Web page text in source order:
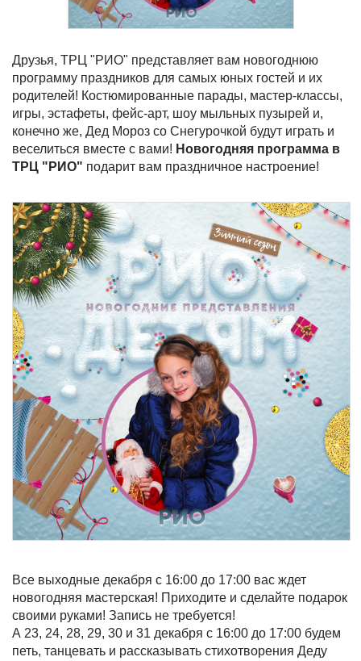
Друзья, ТРЦ "РИО" представляет вам новогоднюю
программу праздников для самых юных гостей и их
родителей! Костюмированные парады, мастер-классы,
игры, эстафеты, фейс-арт, шоу мыльных пузырей и,
конечно же, Дед Мороз со Снегурочкой будут играть и
веселиться вместе с вами! Новогодняя программа в
ТРЦ "РИО" подарит вам праздничное настроение!
Все выходные декабря с 16:00 до 17:00 вас ждет
новогодняя мастерская! Приходите и сделайте подарок
своими руками! Запись не требуется!
А 23, 24, 28, 29, 30 и 31 декабря с 16:00 до 17:00 будем
петь, танцевать и рассказывать стихотворения Деду